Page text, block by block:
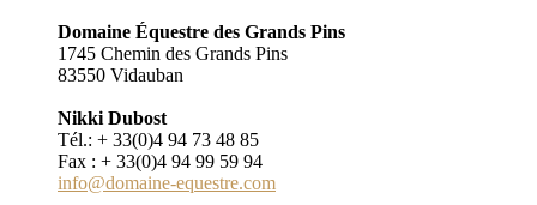
Domaine Équestre des Grands Pins
1745 Chemin des Grands Pins
83550 Vidauban
Nikki Dubost
Tél.: + 33(0)4 94 73 48 85
Fax : + 33(0)4 94 99 59 94
info@domaine-equestre.com